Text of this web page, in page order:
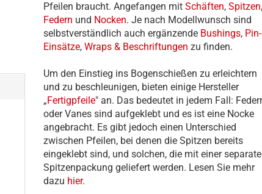
Pfeilen braucht. Angefangen mitSchäften,Spitzen,
Federn und Nocken. Je nach Modellwunsch sind
selbstverständlich auch ergänzende Bushings, Pin-
Einsätze,Wraps & Beschriftungen zu finden.
Um den Einstieg ins Bogenschießen zu erleichtern
und zu beschleunigen, bieten einige Hersteller
„Fertigpfeile" an. Das bedeutet in jedem Fall:
oder Vanes sind aufgeklebt und es ist eine Nocke
angebracht. Es gibt jedoch einen Unterschied
zwischen Pfeilen, bei denen die Spitzen bereits
eingeklebt sind, und solchen, die mit einer
Spitzenpackung geliefert werden. Lesen Sie mehr
dazu hier.